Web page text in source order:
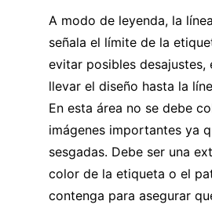
A modo de leyenda, la
señala el límite de la
evitar posibles desajustes,
llevar el diseño hasta la
En esta área no se debe
imágenes importantes ya
sesgadas. Debe ser una
color de la etiqueta o el
contenga para asegurar